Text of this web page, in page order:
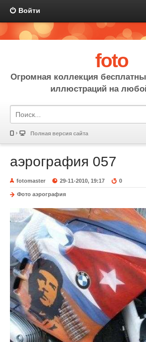
Войти
foto
Огромная коллекция
иллюстраций на
Полная версия сайта
аэрография 057
fotomaster 29-11-2010, 19:17 0
Фото аэрография